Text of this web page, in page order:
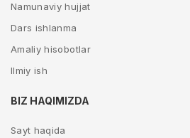
Namunaviy hujjat
Dars ishlanma
Amaliy hisobotlar
Ilmiy ish
BIZ HAQIMIZDA
Sayt haqida